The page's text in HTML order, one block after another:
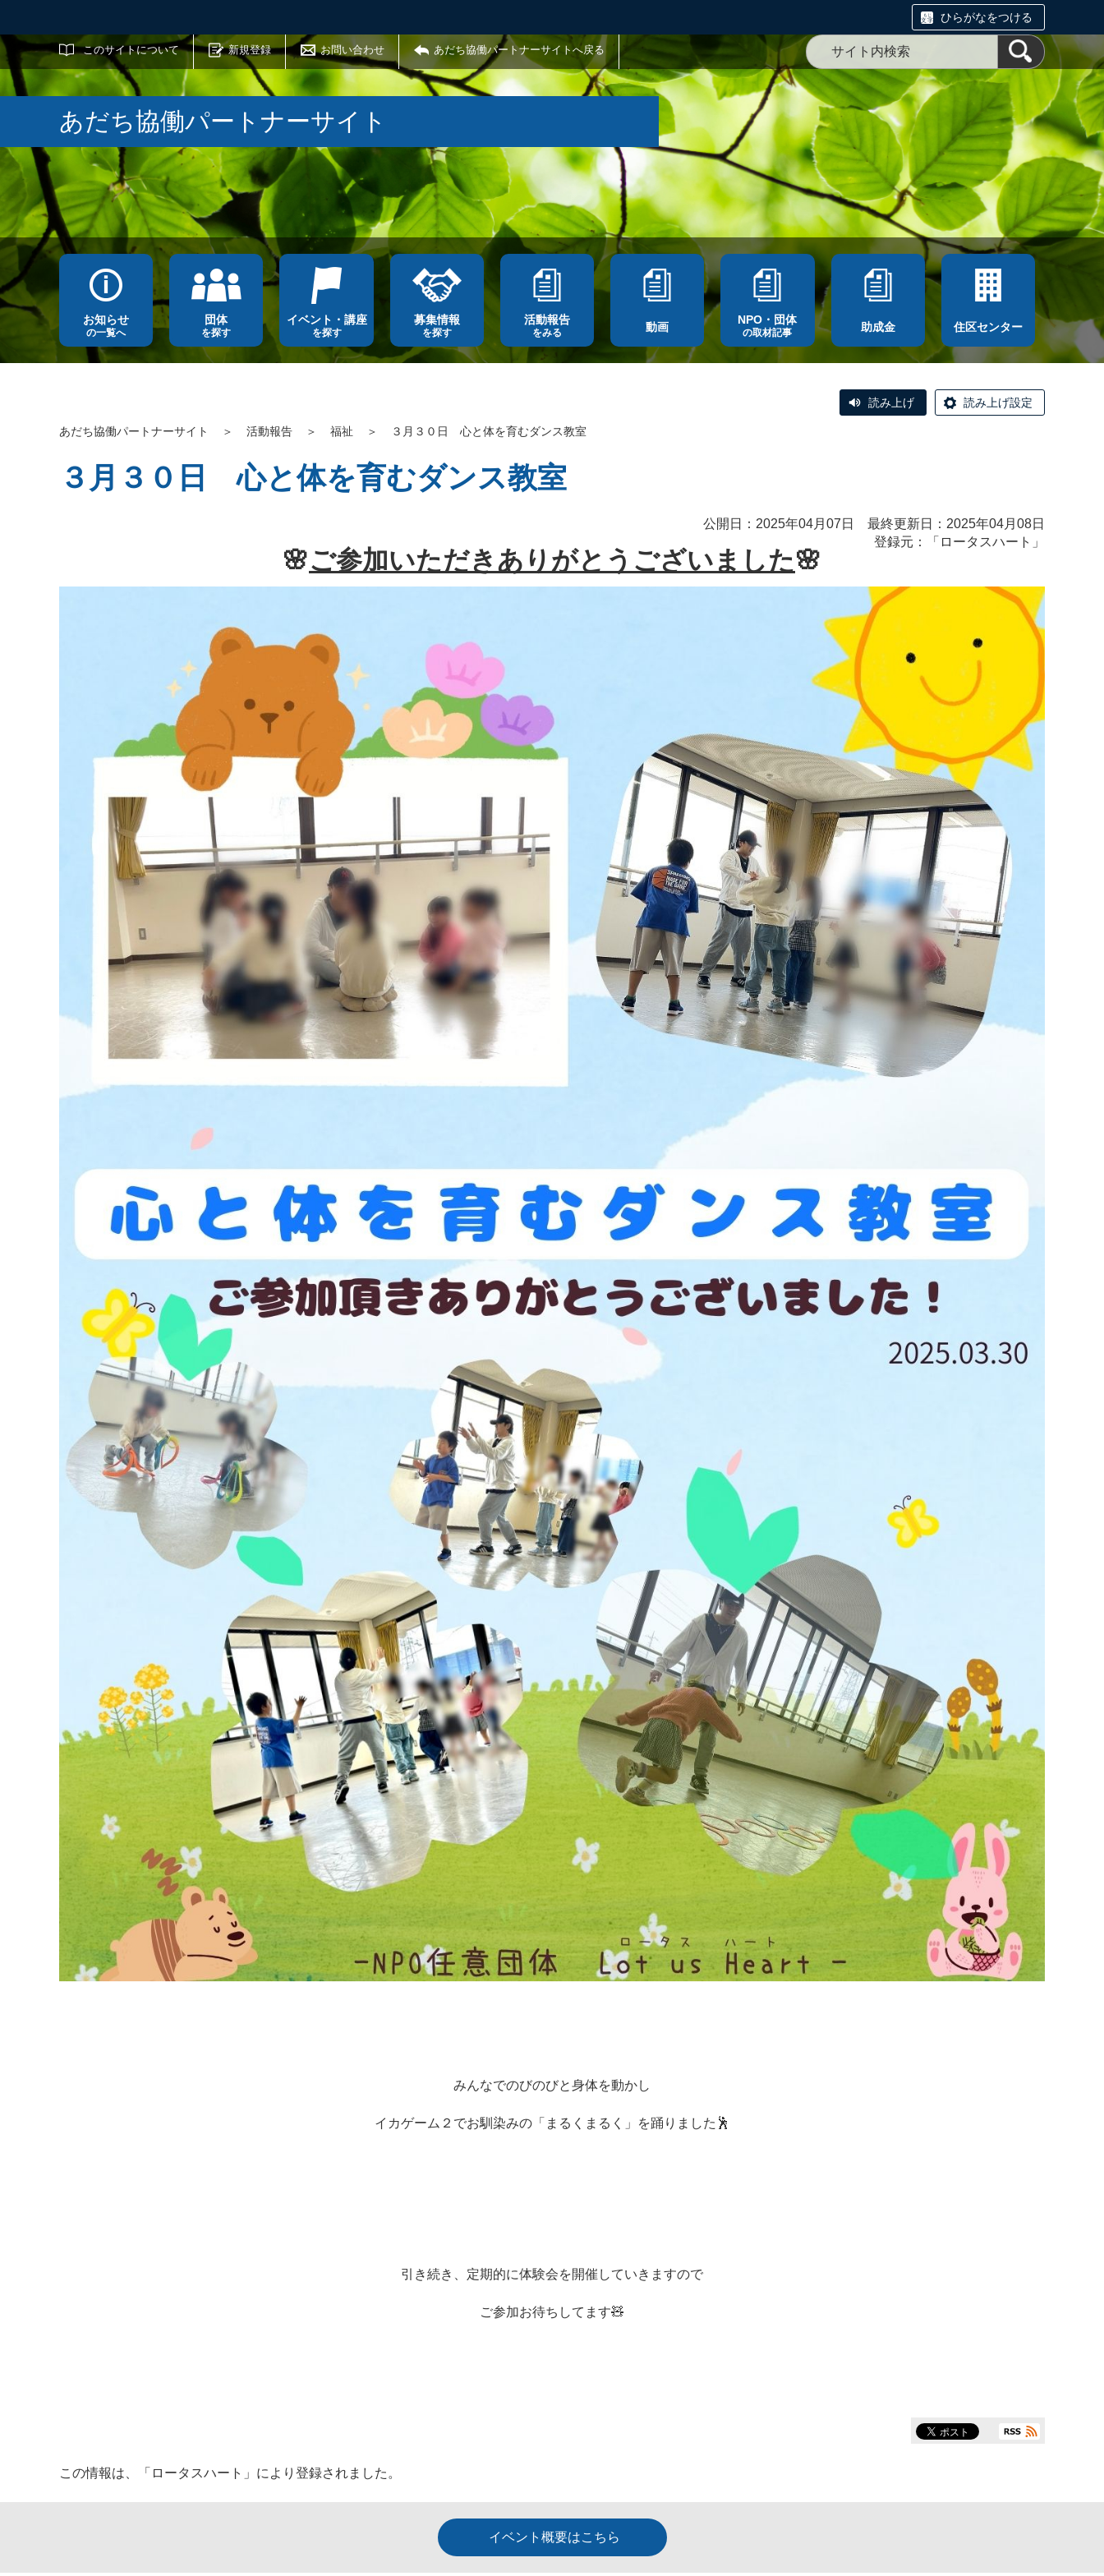
ひらがなをつける
このサイトについて 新規登録 お問い合わせ あだち協働パートナーサイトへ戻る
サイト内検索
あだち協働パートナーサイト
お知らせ
の一覧へ
団体
を探す
イベント・講座
を探す
募集情報
を探す
活動報告
をみる 動画
NPO・団体
の取材記事 助成金 住区センター
読み上げ 読み上げ設定
あだち協働パートナーサイト ＞ 活動報告 ＞ 福祉 ＞ ３月３０日 心と体を育むダンス教室
３月３０日 心と体を育むダンス教室
公開日：2025年04月07日 最終更新日：2025年04月08日
登録元：「 ロータスハート 」
🌸ご参加いただきありがとうございました🌸
みんなでのびのびと身体を動かし
イカゲーム２でお馴染みの「まるくまるく」を踊りました🕺
引き続き、定期的に体験会を開催していきますので
ご参加お待ちしてます🧸
この情報は、「 ロータスハート 」により登録されました。
イベント概要はこちら